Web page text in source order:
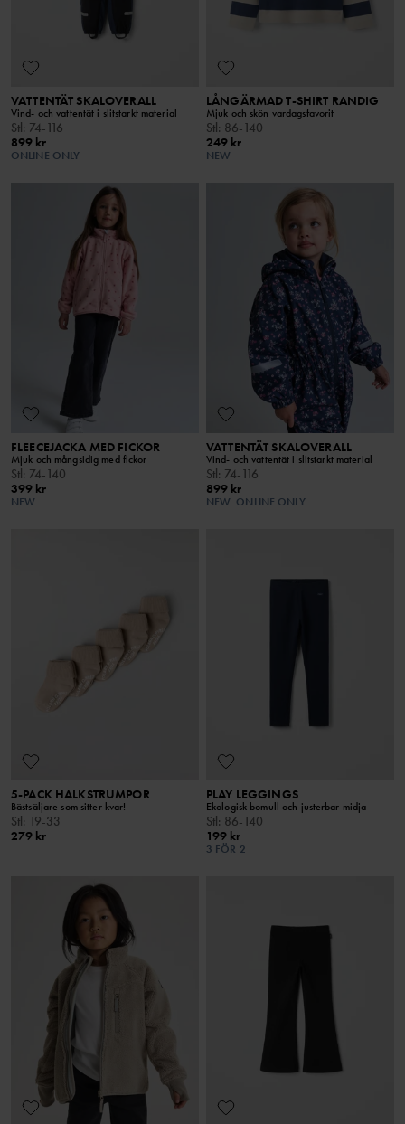
VATTENTÄT SKALOVERALL
Vind- och vattentät i slitstarkt material
Stl: 74-116
899 kr
ONLINE ONLY
LÅNGÄRMAD T-SHIRT RANDIG
Mjuk och skön vardagsfavorit
Stl: 86-140
249 kr
NEW
FLEECEJACKA MED FICKOR
Mjuk och mångsidig med fickor
Stl: 74-140
399 kr
NEW
VATTENTÄT SKALOVERALL
Vind- och vattentät i slitstarkt material
Stl: 74-116
899 kr
NEW ONLINE ONLY
5-PACK HALKSTRUMPOR
Bästsäljare som sitter kvar!
Stl: 19-33
279 kr
PLAY LEGGINGS
Ekologisk bomull och justerbar midja
Stl: 86-140
199 kr
3 FÖR 2